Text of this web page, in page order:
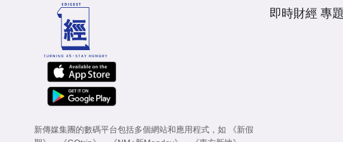
新傳媒集團的數碼平台包括多個網站和應用程式，如
《新假
即時財經 專題